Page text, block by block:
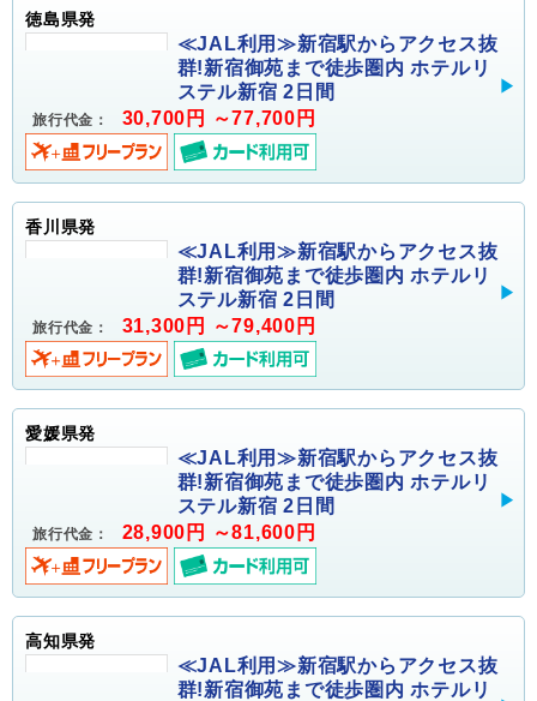
徳島県発
≪JAL利用≫新宿駅からアクセス抜
群!新宿御苑まで徒歩圏内 ホテルリ
ステル新宿 2日間
旅行代金： 30,700円 ～77,700円
香川県発
≪JAL利用≫新宿駅からアクセス抜
群!新宿御苑まで徒歩圏内 ホテルリ
ステル新宿 2日間
旅行代金： 31,300円 ～79,400円
愛媛県発
≪JAL利用≫新宿駅からアクセス抜
群!新宿御苑まで徒歩圏内 ホテルリ
ステル新宿 2日間
旅行代金： 28,900円 ～81,600円
高知県発
≪JAL利用≫新宿駅からアクセス抜
群!新宿御苑まで徒歩圏内 ホテルリ